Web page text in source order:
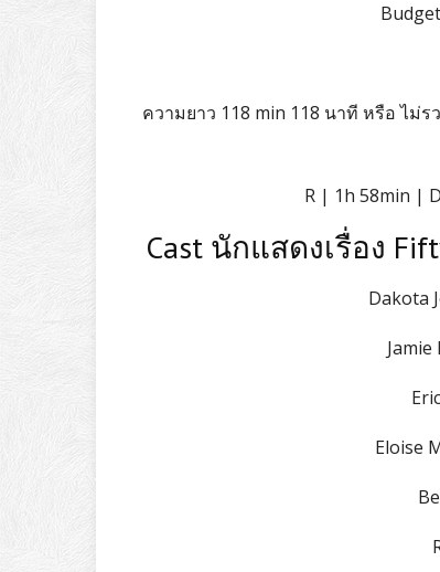
ความยาว 118 min 118 นาที หรือ ไม่
R | 1h 58min |
Cast นักแสดงเรื่อง
Dakota
Eloise